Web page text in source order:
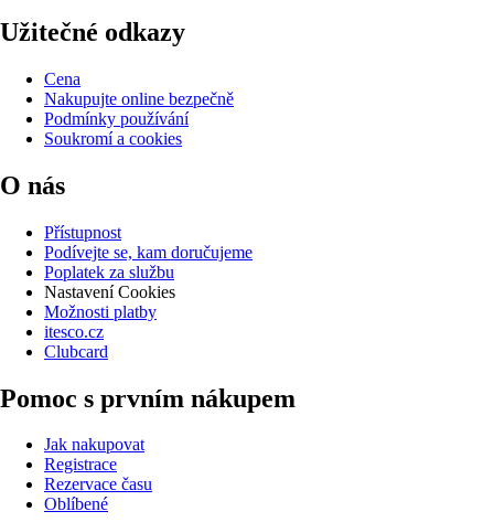
Užitečné odkazy
Cena
Nakupujte online bezpečně
Podmínky používání
Soukromí a cookies
O nás
Přístupnost
Podívejte se, kam doručujeme
Poplatek za službu
Nastavení Cookies
Možnosti platby
itesco.cz
Clubcard
Pomoc s prvním nákupem
Jak nakupovat
Registrace
Rezervace času
Oblíbené